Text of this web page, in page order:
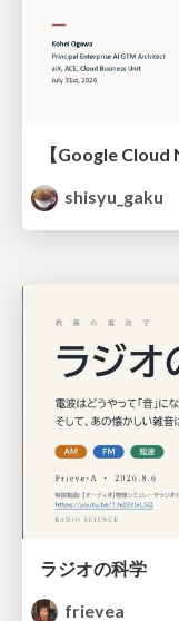
shisyu_gaku
ラジオの科学
frievea